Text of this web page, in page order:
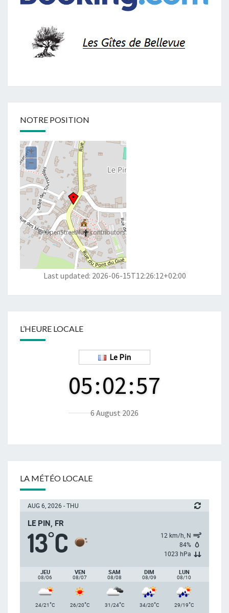
NOTRE POSITION
+
−
©OpenStreetMapcontributors
Last updated: 2026-06-15T12:26:12+02:00
L’HEURE LOCALE
Le Pin
05:02:58
6 August 2026
LA MÉTÉO LOCALE
AUG 6, 2026 - THU
LE PIN, FR
13°C
12 km/h, N
84%
1023 hPa
JEU
08/06
VEN
08/07
SAM
08/08
DIM
08/09
LUN
08/10
24/21°C 26/20°C 31/24°C 34/20°C 29/19°C